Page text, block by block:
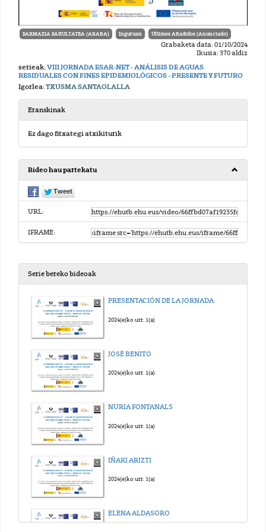
FARMAZIA FAKULTATEA (ARABA) Inguruan Últimos Añadidos (Anunciado)
Grabaketa data: 01/10/2024
Ikusia: 370 aldiz
serieak:VIII JORNADA ESAR-NET - ANÁLISIS DE AGUAS
RESIDUALES CON FINES EPIDEMIOLÓGICOS - PRESENTE Y FUTURO
Igorlea:TXUSMA SANTAOLALLA
Eranskinak
Ez dago fitxategi atxikiturik
Bideo hau partekatu
URL:
IFRAME:
Serie bereko bideoak
PRESENTACIÓN DE LA JORNADA
2024(e)ko urr. 1(a)
JOSÉ BENITO
2024(e)ko urr. 1(a)
NURIA FONTANALS
2024(e)ko urr. 1(a)
IÑAKI ARIZTI
2024(e)ko urr. 1(a)
ELENA ALDASORO